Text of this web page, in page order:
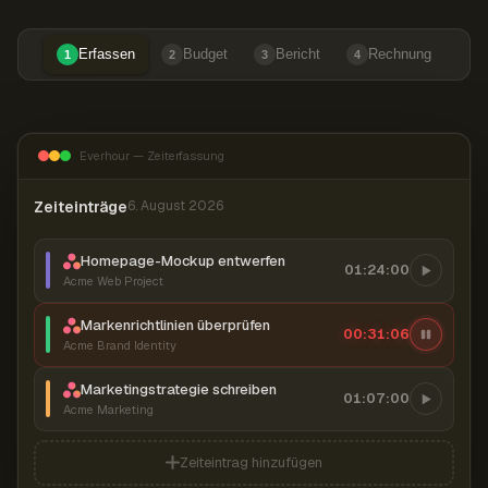
1 Erfassen 2 Budget 3 Bericht 4 Rechnung
Everhour — Zeiterfassung
Zeiteinträge6. August 2026
Homepage-Mockup entwerfen
Acme Web Project
01:24:00
Markenrichtlinien überprüfen
Acme Brand Identity
00:31:07
Marketingstrategie schreiben
Acme Marketing
01:07:00
Zeiteintrag hinzufügen